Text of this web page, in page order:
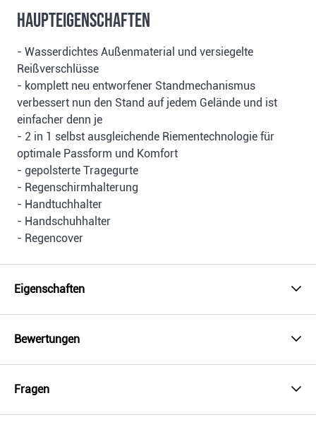
Haupteigenschaften
- Wasserdichtes Außenmaterial und versiegelte
Reißverschlüsse
- komplett neu entworfener Standmechanismus
verbessert nun den Stand auf jedem Gelände und ist
einfacher denn je
- 2 in 1 selbst ausgleichende Riementechnologie für
optimale Passform und Komfort
- gepolsterte Tragegurte
- Regenschirmhalterung
- Handtuchhalter
- Handschuhhalter
- Regencover
Eigenschaften
Bewertungen
Fragen